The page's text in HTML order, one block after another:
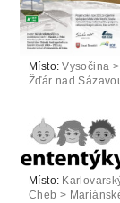
Místo: Vysočina >
Žďár nad
Místo:
Cheb >